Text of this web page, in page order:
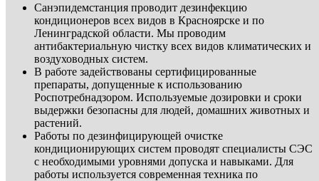
Санэпидемстанция проводит дезинфекцию
кондиционеров всех видов в Красноярске и по
Ленинградской области. Мы проводим
антибактериальную чистку всех видов климатических и
воздуховодных систем.
В работе задействованы сертифицированные
препараты, допущенные к использованию
Роспотребнадзором. Используемые дозировки и сроки
выдержки безопасны для людей, домашних животных и
растений.
Работы по дезинфицирующей очистке
кондиционирующих систем проводят специалисты СЭС
с необходимыми уровнями допуска и навыками. Для
работы используется современная техника по